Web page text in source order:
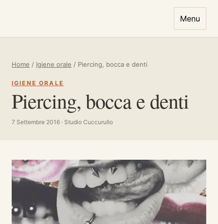
Menu
Home / Igiene orale / Piercing, bocca e denti
IGIENE ORALE
Piercing, bocca e denti
7 Settembre 2016 · Studio Cuccurullo